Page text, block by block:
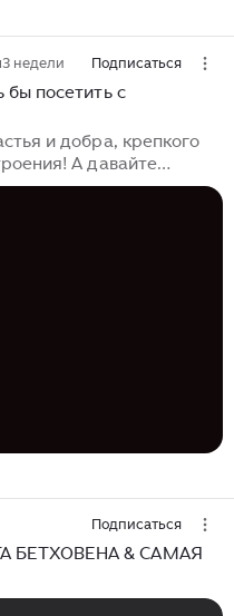
3 недели Подписаться
бы посетить с
и добра, крепкого
А давайте
ваших детей?
Подписаться
БЕТХОВЕНА & САМАЯ